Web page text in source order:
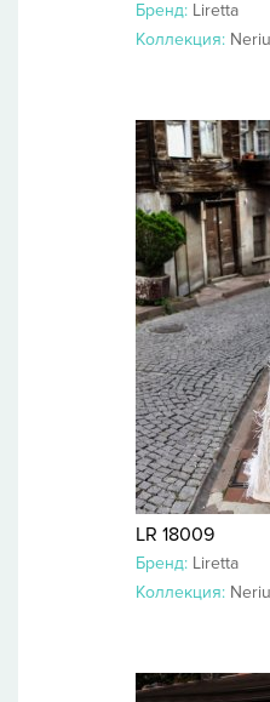
Бренд: Liretta
Коллекция:
LR 18009
Бренд: Liretta
Коллекция: